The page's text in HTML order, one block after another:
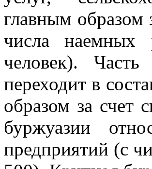
главным образом
числа
человек). Часть
переходит в
образом за счет
буржуазии
предприятий (с